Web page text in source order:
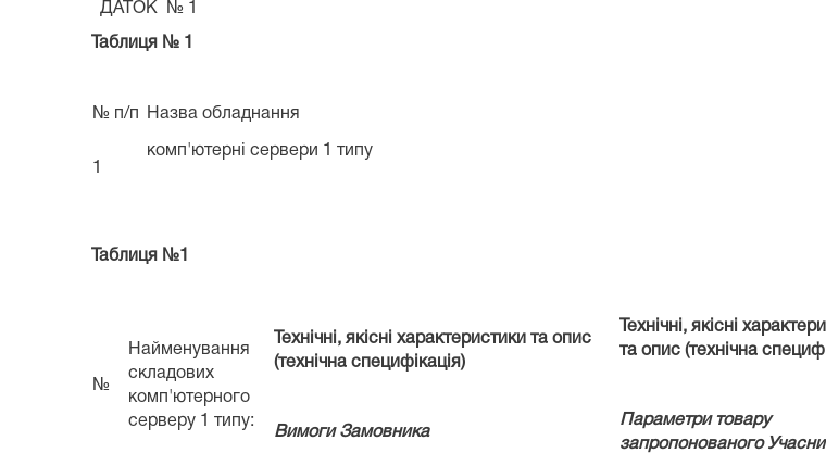
ДАТОК № 1
Таблиця № 1
№ п/п Назва обладнання
комп'ютерні сервери 1 типу
Таблиця №1
№
Найменування
складових
комп'ютерного
серверу 1 типу:
Технічні, якісні характеристики та опис
(технічна специфікація)
Вимоги Замовника
Технічні, якісні
та опис (технічна
Параметри товару
запропонованого